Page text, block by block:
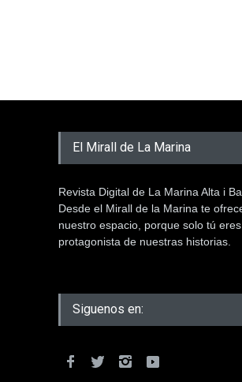
El Mirall de La Marina
Revista Digital de La Marina Alta i
Desde el Mirall de la Marina te
nuestro espacio, porque solo tú
protagonista de nuestras historias.
Siguenos en: